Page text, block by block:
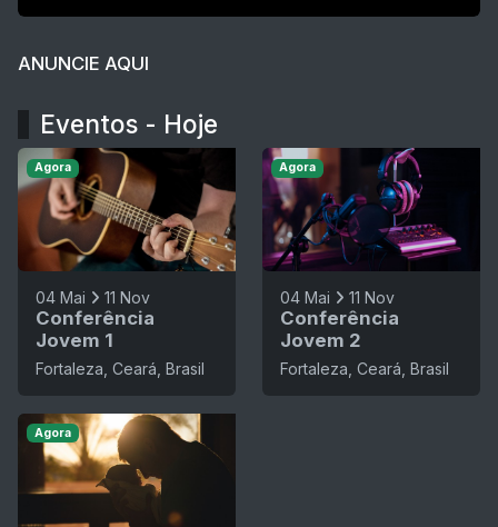
ANUNCIE AQUI
Eventos - Hoje
04 Mai 11 Nov
Conferência
Jovem 1
Fortaleza, Ceará, Brasil
Agora
04 Mai 11 Nov
Conferência
Jovem 2
Fortaleza, Ceará, Brasil
Agora
Agora